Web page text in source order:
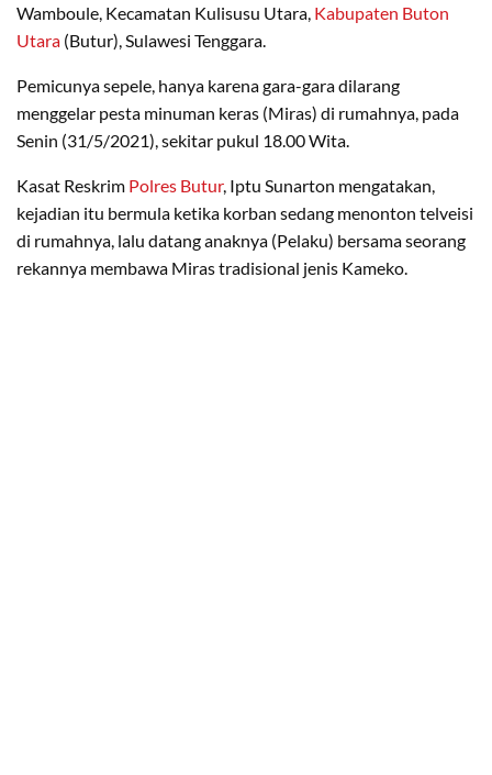
Wamboule, Kecamatan Kulisusu Utara, Kabupaten Buton
Utara (Butur), Sulawesi Tenggara.
Pemicunya sepele, hanya karena gara-gara dilarang
menggelar pesta minuman keras (Miras) di rumahnya, pada
Senin (31/5/2021), sekitar pukul 18.00 Wita.
Kasat Reskrim Polres Butur, Iptu Sunarton mengatakan,
kejadian itu bermula ketika korban sedang menonton telveisi
di rumahnya, lalu datang anaknya (Pelaku) bersama seorang
rekannya membawa Miras tradisional jenis Kameko.